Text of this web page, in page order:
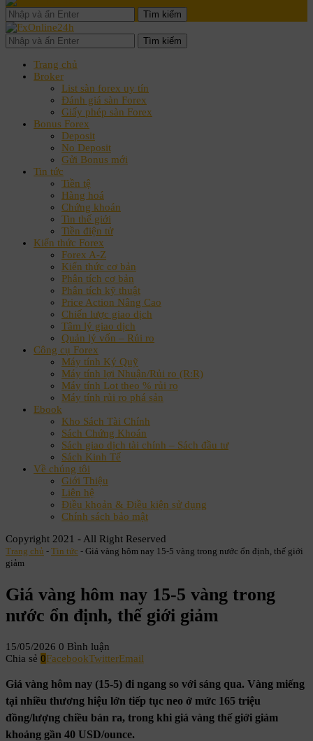
Tìm kiếm
Tìm kiếm
Trang chủ
Broker
List sàn forex uy tín
Đánh giá sàn Forex
Giấy phép sàn Forex
Bonus Forex
Deposit
No Deposit
Gửi Bonus mới
Tin tức
Tiền tệ
Hàng hoá
Chứng khoán
Tin thế giới
Tiền điện tử
Kiến thức Forex
Forex A-Z
Kiến thức cơ bản
Phân tích cơ bản
Phân tích kỹ thuật
Price Action Nâng Cao
Chiến lược giao dịch
Tâm lý giao dịch
Quản lý vốn – Rủi ro
Công cụ Forex
Máy tính Ký Quỹ
Máy tính lợi Nhuận/Rủi ro (R:R)
Máy tính Lot theo % rủi ro
Máy tính rủi ro phá sản
Ebook
Kho Sách Tài Chính
Sách Chứng Khoán
Sách giao dịch tài chính – Sách đầu tư
Sách Kinh Tế
Về chúng tôi
Giới Thiệu
Liên hệ
Điều khoản & Điều kiện sử dụng
Chính sách bảo mật
Copyright 2021 - All Right Reserved
Trang chủ - Tin tức - Giá vàng hôm nay 15-5 vàng trong nước ổn định, thế giới
giảm
Giá vàng hôm nay 15-5 vàng trong
nước ổn định, thế giới giảm
15/05/2026 0 Bình luận
Chia sẻ 0FacebookTwitterEmail
Giá vàng hôm nay (15-5) đi ngang so với sáng qua. Vàng miếng
tại nhiều thương hiệu lớn tiếp tục neo ở mức 165 triệu
đồng/lượng chiều bán ra, trong khi giá vàng thế giới giảm
khoảng gần 40 USD/ounce.